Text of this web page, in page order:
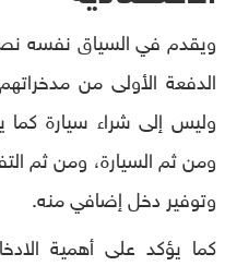
ويقدم في السياق نفسه
الدفعة الأولى من
وليس إلى شراء سيارة كما
ومن ثم السيارة، ومن ثم
وتوفير دخل إضافي منه.
كما يؤكد على أهمية